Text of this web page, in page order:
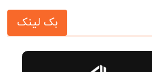
بک لینک